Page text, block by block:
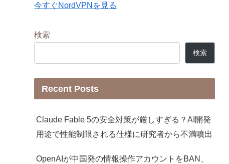
今すぐNordVPNを見る
検索
検索
Recent Posts
Claude Fable 5の安全対策が厳しすぎる？AI開発
用途で性能制限される仕様に研究者から不満噴出
OpenAIが中国発の情報操作アカウントをBAN、